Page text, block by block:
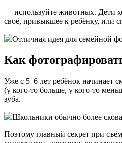
— используйте животных. Дети
своё, привыкшее к ребёнку, или
Отличная идея для семейной
Как
Уже с 5–6 лет ребёнок начинает
(у кого-то больше, у кого-то
зуба.
Школьники обычно более
Поэтому главный секрет при